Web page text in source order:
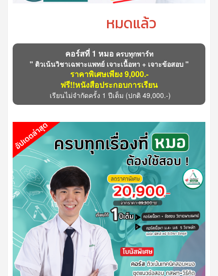
หมดแล้ว
คอร์สที่ 1 หมอ ครบทุกพาร์ท
" ติวเน้นวิชาเฉพาะแพทย์ เจาะเนื้อหา + เจาะข้อสอบ "
ราคาพิเศษเพียง 9,000.-
ฟรี!!หนังสือประกอบการเรียน
เรียนไม่จำกัดครั้ง 1 ปีเต็ม (ปกติ 49,000.-)